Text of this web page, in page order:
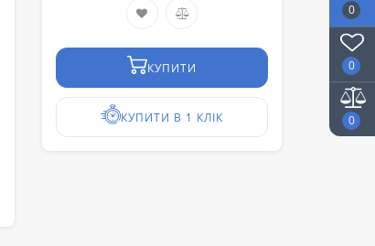
0
0
0
КУПИТИ
КУПИТИ В 1 КЛІК